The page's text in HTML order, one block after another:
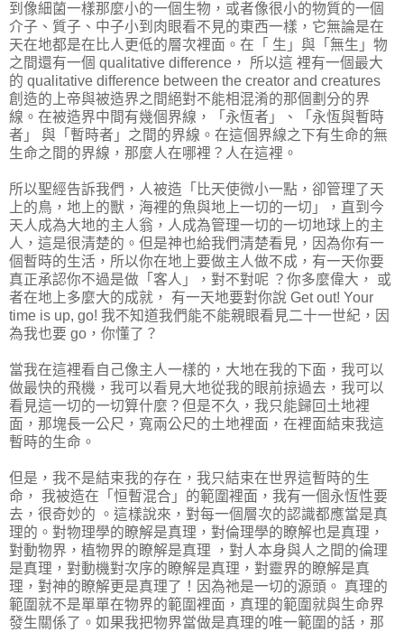
到像細菌一樣那麼小的一個生物，或者像很小的物質的一個
介子、質子、中子小到肉眼看不見的東西一樣，它無論是在
天在地都是在比人更低的層次裡面。在「 生」與「無生」物
之間還有一個 qualitative difference， 所以這 裡有一個最大
的 qualitative difference between the creator and creatures
創造的上帝與被造界之間絕對不能相混淆的那個劃分的界
線。在被造界中間有幾個界線，「永恆者」、「永恆與暫時
者」 與「暫時者」之間的界線。在這個界線之下有生命的無
生命之間的界線，那麼人在哪裡？人在這裡。
所以聖經告訴我們，人被造「比天使微小一點，卻管理了天
上的鳥，地上的獸，海裡的魚與地上一切的一切」，直到今
天人成為大地的主人翁，人成為管理一切的一切地球上的主
人，這是很清楚的。但是神也給我們清楚看見，因為你有一
個暫時的生活，所以你在地上要做主人做不成，有一天你要
真正承認你不過是做「客人」，對不對呢 ？你多麼偉大， 或
者在地上多麼大的成就， 有一天地要對你說 Get out! Your
time is up, go! 我不知道我們能不能親眼看見二十一世紀，因
為我也要 go，你懂了？
當我在這裡看自己像主人一樣的，大地在我的下面，我可以
做最快的飛機，我可以看見大地從我的眼前掠過去，我可以
看見這一切的一切算什麼？但是不久，我只能歸回土地裡
面，那塊長一公尺，寬兩公尺的土地裡面，在裡面結束我這
暫時的生命。
但是，我不是結束我的存在，我只結束在世界這暫時的生
命， 我被造在「恒暫混合」的範圍裡面，我有一個永恆性要
去，很奇妙的 。這樣說來，對每一個層次的認識都應當是真
理的。對物理學的瞭解是真理，對倫理學的瞭解也是真理，
對動物界，植物界的瞭解是真理 ，對人本身與人之間的倫理
是真理，對動機對次序的瞭解是真理，對靈界的瞭解是真
理，對神的瞭解更是真理了！因為祂是一切的源頭。 真理的
範圍就不是單單在物界的範圍裡面，真理的範圍就與生命界
發生關係了。如果我把物界當做是真理的唯一範圍的話，那